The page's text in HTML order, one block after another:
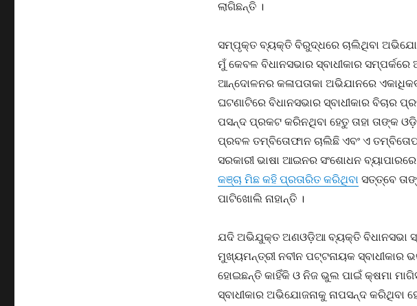
ଲାଗିଛନ୍ତି ।
ସମ୍ପୃକ୍ତ ବ୍ୟକ୍ତି ବିରୁଦ୍ଧରେ ଚାଲିଥିବା
ମୁଁ କେବଳ ବିଧାନସଭାର ସ୍ବାଧୀକାର
ଆନ୍ଦୋଳନର କଳାପତାକା ଅଭିଯାନରେ
ଘଟଣାଟିରେ ବିଧାନସଭାର ସ୍ବାଧୀକାର
ପସନ୍ଦ ପ୍ରକଟ କରିନଥିବା ହେତୁ ତାହା ତାଙ୍କ
ପ୍ରବଳ ତମ୍ବିତୋଫାନ ଚାଲିଛି ଏବଂ ଏ
ସରକାରୀ ଭାଷା ଆଇନର ସଂଶୋଧନ ବ୍ୟାପାରରେ
କଞ୍ଚା ମିଛ କହି ପ୍ରତାରିତ କରିଥିବା ସତ୍ତ୍ବେ
ପାଟିଖୋଲି ନାହାନ୍ତି ।
ଯଦି ଅଭିଯୁକ୍ତ ଅଣଓଡ଼ିଆ ବ୍ୟକ୍ତି ବିଧାନସଭା
ମୁଖ୍ୟମନ୍ତ୍ରୀ ନବୀନ ପଟ୍ଟନାୟକ
ହୋଇଛନ୍ତି କାହିଁକି ଓ ନିଜ ଭୁଲ ପାଇଁ କ୍ଷମା
ସ୍ବାଧୀକାର ଅଭିଯୋଜନାକୁ ନାପସନ୍ଦ